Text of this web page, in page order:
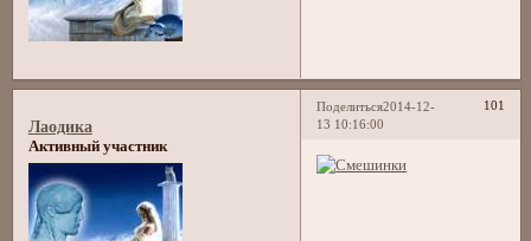
Поделиться 101
2014-12-
13 10:16:00
Лаодика
Активный участник